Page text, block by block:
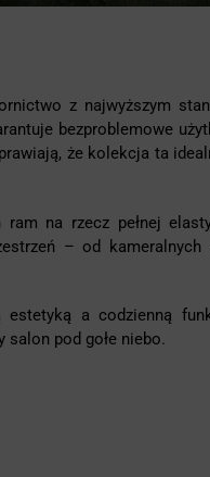
z najwyższym
bezproblemowe
że kolekcja ta
na rzecz pełnej
– od kameralnych
a codzienną
pod gołe niebo.